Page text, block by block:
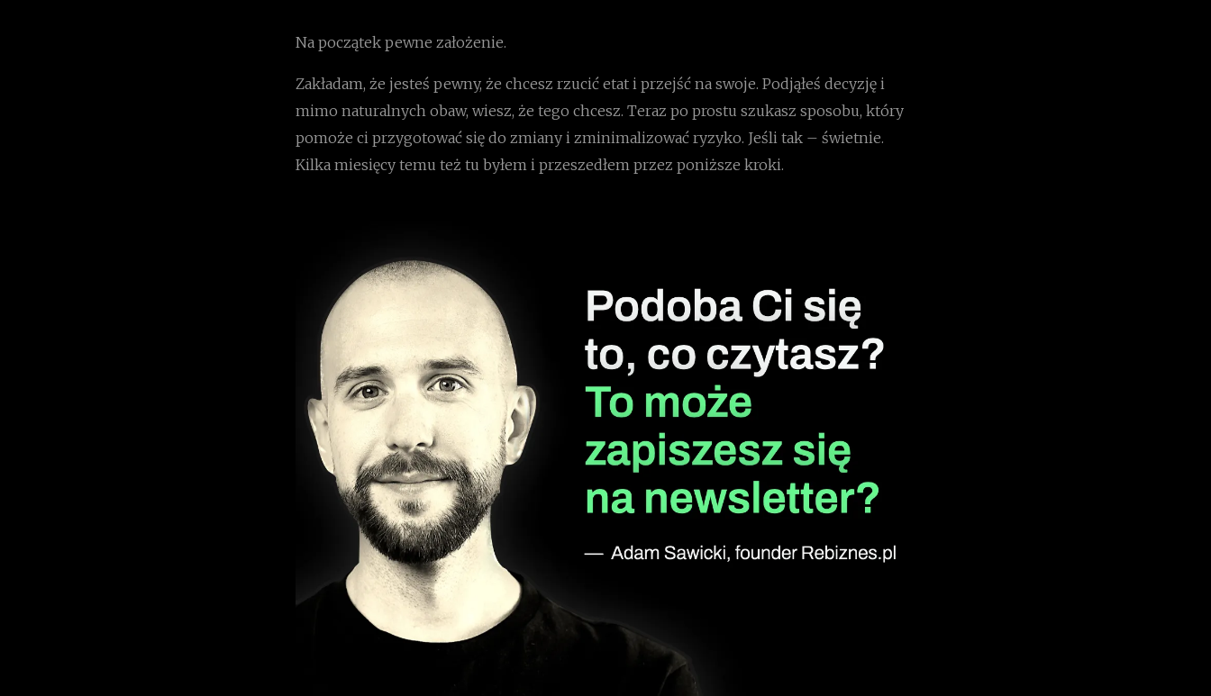
Na początek pewne założenie.
Zakładam, że jesteś pewny, że chcesz rzucić etat i przejść na swoje. Podjąłeś decyzję i
mimo naturalnych obaw, wiesz, że tego chcesz. Teraz po prostu szukasz sposobu, który
pomoże ci przygotować się do zmiany i zminimalizować ryzyko. Jeśli tak – świetnie.
Kilka miesięcy temu też tu byłem i przeszedłem przez poniższe kroki.